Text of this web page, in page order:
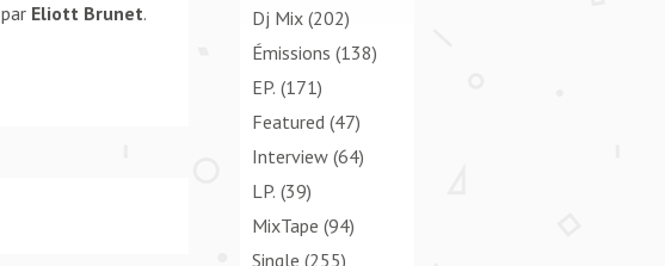
Eliott Brunet.
Dj Mix(202)
Émissions (138)
EP. (171)
Featured (47)
Interview(64)
LP. (39)
MixTape (94)
Single (255)